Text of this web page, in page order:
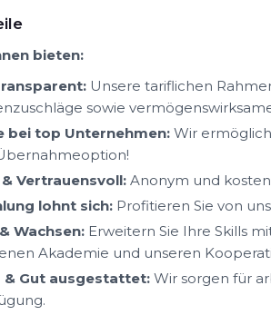
bieten:
Unsere tariflichen
sowie
bei top Unternehmen: Wir
Vertrauensvoll: Anonym und
lohnt sich: Profitieren Sie von
Wachsen: Erweitern Sie Ihre Skills
Akademie und unseren
& Gut ausgestattet: Wir sorgen für